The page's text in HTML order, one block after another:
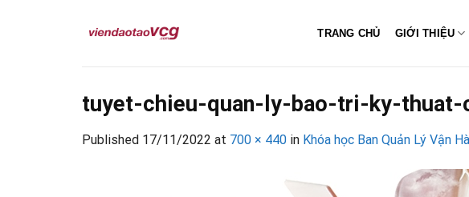
TRANG CHỦ GIỚI THIỆU
tuyet-chieu-quan-ly-bao-tri-ky-thuat-
Published 17/11/2022 at 700 × 440 in Khóa học Ban Quản Lý Vận